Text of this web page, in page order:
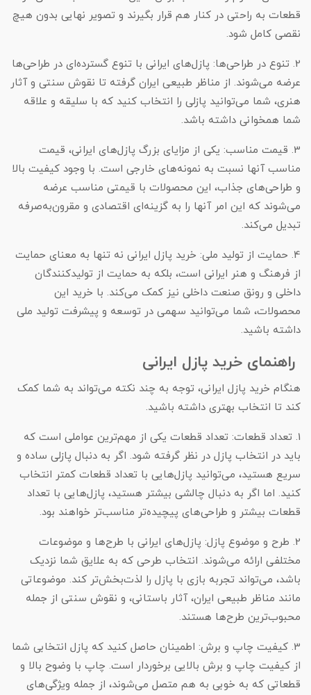
قطعات به راحتی در کنار هم قرار بگیرند و تصویر نهایی بدون هیچ
نقصی کامل شود.
2. تنوع در طراحی‌ها: پازل‌های ایرانی با تنوع گسترده‌ای در طراحی‌ها
عرضه می‌شوند. از مناظر طبیعی ایران گرفته تا نقوش سنتی و آثار
هنری، شما می‌توانید پازلی را انتخاب کنید که با سلیقه و علاقه
شما همخوانی داشته باشد.
3. قیمت مناسب: یکی از مزایای بزرگ پازل‌های ایرانی، قیمت
مناسب آنها نسبت به نمونه‌های خارجی است. با وجود کیفیت بالا
و طراحی‌های جذاب، این محصولات با قیمتی مناسب عرضه
می‌شوند که این امر آنها را به گزینه‌ای اقتصادی و مقرون‌به‌صرفه
تبدیل می‌کند.
4. حمایت از تولید ملی: خرید پازل ایرانی نه تنها به معنای حمایت
از فرهنگ و هنر ایرانی است، بلکه به حمایت از تولیدکنندگان
داخلی و رونق صنعت داخلی نیز کمک می‌کند. با خرید این
محصولات، شما می‌توانید سهمی در توسعه و پیشرفت تولید ملی
داشته باشید.
راهنمای خرید پازل ایرانی
هنگام خرید پازل ایرانی، توجه به چند نکته می‌تواند به شما کمک
کند تا انتخاب بهتری داشته باشید.
1. تعداد قطعات: تعداد قطعات یکی از مهم‌ترین عواملی است که
باید در انتخاب پازل در نظر گرفته شود. اگر به دنبال پازلی ساده و
سریع هستید، می‌توانید پازل‌هایی با تعداد قطعات کمتر انتخاب
کنید. اما اگر به دنبال چالشی بیشتر هستید، پازل‌هایی با تعداد
قطعات بیشتر و طراحی‌های پیچیده‌تر مناسب‌تر خواهند بود.
2. طرح و موضوع پازل: پازل‌های ایرانی با طرح‌ها و موضوعات
مختلفی ارائه می‌شوند. انتخاب طرحی که به علایق شما نزدیک
باشد، می‌تواند تجربه بازی با پازل را لذت‌بخش‌تر کند. موضوعاتی
مانند مناظر طبیعی ایران، آثار باستانی، و نقوش سنتی از جمله
محبوب‌ترین طرح‌ها هستند.
3. کیفیت چاپ و برش: اطمینان حاصل کنید که پازل انتخابی شما
از کیفیت چاپ و برش بالایی برخوردار است. چاپ با وضوح بالا و
قطعاتی که به خوبی به هم متصل می‌شوند، از جمله ویژگی‌های